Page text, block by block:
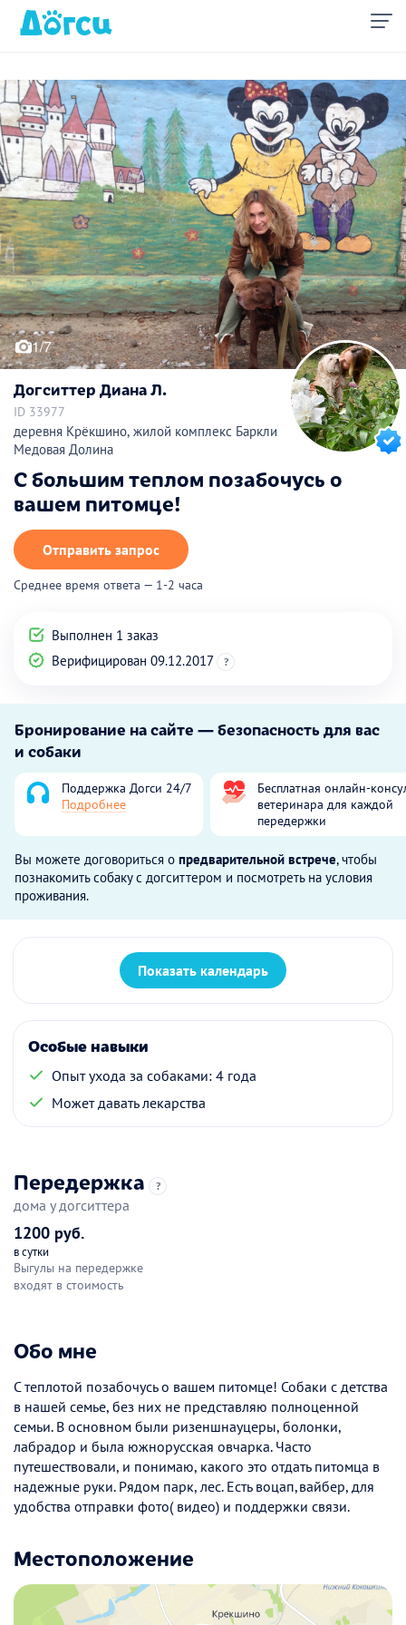
1/7
Догситтер Диана Л.
ID 33977
деревня Крёкшино, жилой комплекс Баркли
Медовая Долина
С большим теплом позабочусь о
вашем питомце!
Отправить запрос
Среднее время ответа — 1-2 часа
Выполнен 1 заказ
Верифицирован 09.12.2017
?
Бронирование на сайте — безопасность для вас
и собаки
Поддержка Догси 24/7
Подробнее
Бесплатная онлайн-
ветеринара для каждой
передержки
Вы можете договориться о предварительной встрече, чтобы
познакомить собаку с догситтером и посмотреть на условия
проживания.
Показать календарь
Особые навыки
Опыт ухода за собаками: 4 года
Может давать лекарства
Передержка ?
дома у догситтера
1200 руб.
в сутки
Выгулы на передержке
входят в стоимость
Обо мне
С теплотой позабочусь о вашем питомце! Собаки с детства
в нашей семье, без них не представляю полноценной
семьи. В основном были ризеншнауцеры, болонки,
лабрадор и была южнорусская овчарка. Часто
путешествовали, и понимаю, какого это отдать питомца в
надежные руки. Рядом парк, лес. Есть воцап,вайбер, для
удобства отправки фото( видео) и поддержки связи.
Местоположение